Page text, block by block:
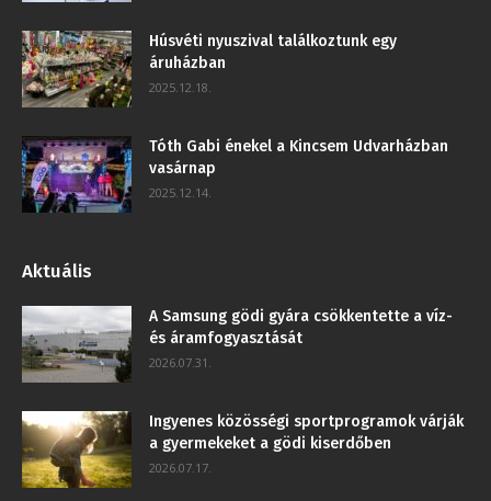
Húsvéti nyuszival találkoztunk egy
áruházban
2025.12.18.
Tóth Gabi énekel a Kincsem Udvarházban
vasárnap
2025.12.14.
Aktuális
A Samsung gödi gyára csökkentette a víz-
és áramfogyasztását
2026.07.31.
Ingyenes közösségi sportprogramok várják
a gyermekeket a gödi kiserdőben
2026.07.17.